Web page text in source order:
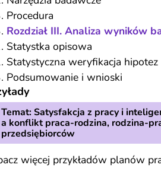
Procedura
Rozdział III. Analiza wyników
Statystka opisowa
Statystyczna weryfikacja hipotez
Podsumowanie i wnioski
Temat: Satysfakcja z pracy i
a konflikt praca-rodzina, rodzina-
przedsiębiorców
więcej przykładów planów